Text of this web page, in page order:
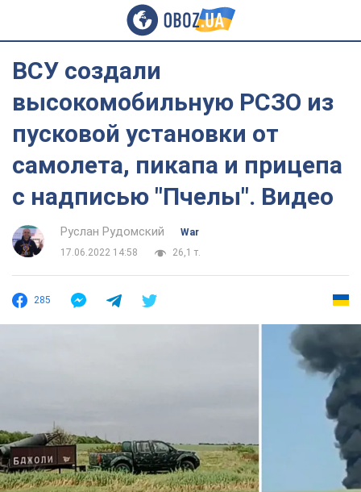
ВСУ создали
высокомобильную РСЗО из
пусковой установки от
самолета, пикапа и прицепа
с надписью "Пчелы". Видео
Руслан Рудомский
War
17.06.2022 14:58
26,1 т.
285